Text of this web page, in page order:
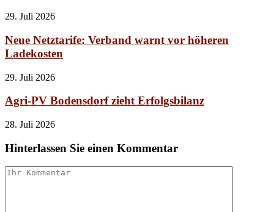
29. Juli 2026
Neue Netztarife: Verband warnt vor höheren
Ladekosten
29. Juli 2026
Agri-PV Bodensdorf zieht Erfolgsbilanz
28. Juli 2026
Hinterlassen Sie einen Kommentar